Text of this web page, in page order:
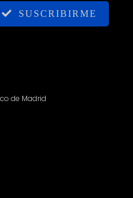
SUSCRIBIRME
de Madrid